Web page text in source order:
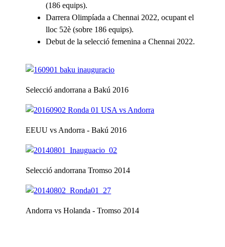
(186 equips).
Darrera Olimpíada a Chennai 2022, ocupant el
lloc 52è (sobre 186 equips).
Debut de la selecció femenina a Chennai 2022.
Selecció andorrana a Bakú 2016
EEUU vs Andorra - Bakú 2016
Selecció andorrana Tromso 2014
Andorra vs Holanda - Tromso 2014